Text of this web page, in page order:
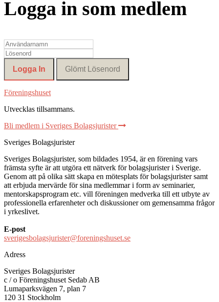
Logga in som medlem
Föreningshuset
Utvecklas tillsammans.
Bli medlem i Sveriges Bolagsjurister
Sveriges Bolagsjurister
Sveriges Bolagsjurister, som bildades 1954, är en förening vars
främsta syfte är att utgöra ett nätverk för bolagsjurister i Sverige.
Genom att på olika sätt skapa en mötesplats för bolagsjurister samt
att erbjuda mervärde för sina medlemmar i form av seminarier,
mentorskapsprogram etc. vill föreningen medverka till ett utbyte av
professionella erfarenheter och diskussioner om gemensamma frågor
i yrkeslivet.
E-post
sverigesbolagsjurister@foreningshuset.se
Adress
Sveriges Bolagsjurister
c / o Föreningshuset Sedab AB
Lumaparksvägen 7, plan 7
120 31 Stockholm